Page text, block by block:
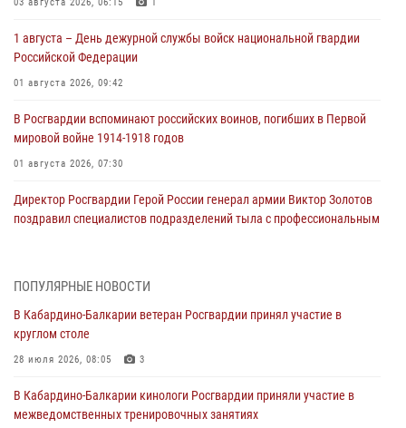
1 августа – День дежурной службы войск национальной гвардии
Российской Федерации
01 августа 2026, 09:42
В Росгвардии вспоминают российских воинов, погибших в Первой
мировой войне 1914-1918 годов
01 августа 2026, 07:30
Директор Росгвардии Герой России генерал армии Виктор Золотов
поздравил специалистов подразделений тыла с профессиональным
направлении
31 июля 2026, 09:22
генерала армии Виктора Золотова с заместителем полномочного
представителя Президента Российской Федерации в Северо-
ПОПУЛЯРНЫЕ НОВОСТИ
В Кабардино-Балкарии ветеран Росгвардии принял участие в
круглом столе
28 июля 2026, 08:05 3
В Кабардино-Балкарии кинологи Росгвардии приняли участие в
межведомственных тренировочных занятиях